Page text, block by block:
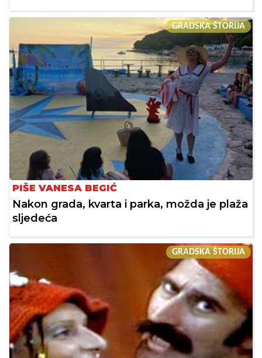
GRADSKA ŠTORIJA
PIŠE VANESA BEGIĆ
Nakon grada, kvarta i parka, možda je plaža
sljedeća
GRADSKA ŠTORIJA